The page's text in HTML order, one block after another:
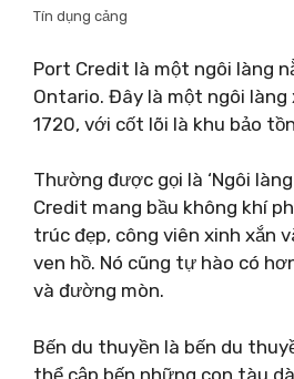
Tín dụng cảng
Port Credit là một ngôi làng
Ontario. Đây là một ngôi làng
1720, với cốt lõi là khu bảo
Thường được gọi là ‘Ngôi
Credit mang bầu không khí
trúc đẹp, công viên xinh xắn
ven hồ. Nó cũng tự hào có
và đường mòn.
Bến du thuyền là bến du
thể cập bến những con tàu